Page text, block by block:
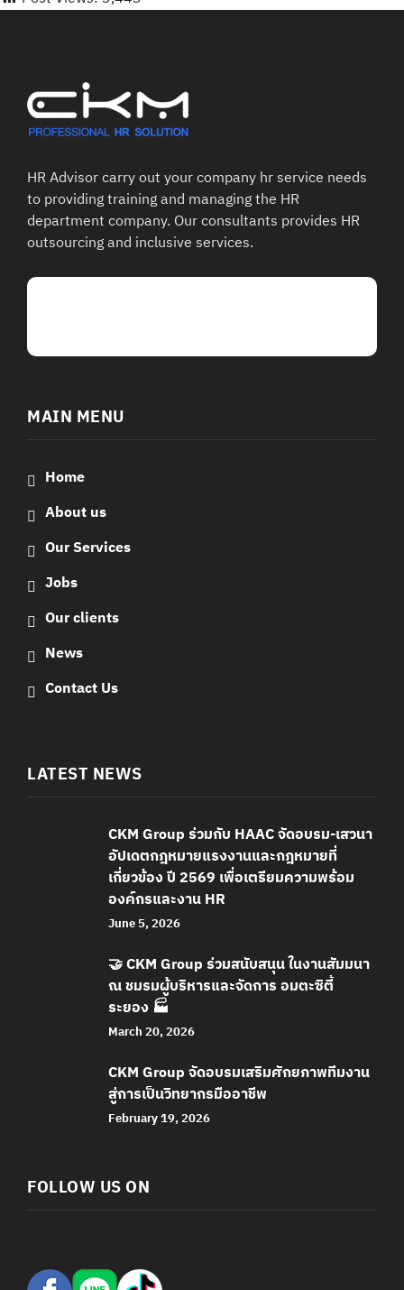
HR Advisor carry out your company hr service needs
to providing training and managing the HR
department company. Our consultants provides HR
outsourcing and inclusive services.
MAIN MENU
Home
About us
Our Services
Jobs
Our clients
News
Contact Us
LATEST NEWS
CKM Group ร่วมกับ HAAC จัดอบรม-เสวนา
อัปเดตกฎหมายแรงงานและกฎหมายที่
เกี่ยวข้อง ปี 2569 เพื่อเตรียมความพร้อม
องค์กรและงาน HR
June 5, 2026
🤝 CKM Group ร่วมสนับสนุน ในงานสัมมนา
ณ ชมรมผู้บริหารและจัดการ อมตะซิตี้
ระยอง 🏭
March 20, 2026
CKM Group จัดอบรมเสริมศักยภาพทีมงาน
สู่การเป็นวิทยากรมืออาชีพ
February 19, 2026
FOLLOW US ON